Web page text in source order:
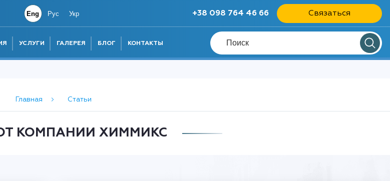
Eng Рус Укр +38 098 764 46 66 Связаться
УСЛУГИ ГАЛЕРЕЯ БЛОГ КОНТАКТЫ
Главная Статьи
КОМПАНИИ ХИММИКС